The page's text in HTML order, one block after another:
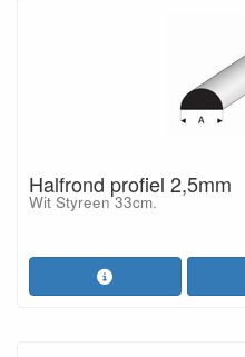
Halfrond profiel 2,5mm
Wit Styreen 33cm.